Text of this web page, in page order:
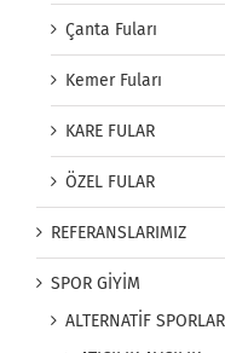
Çanta Fuları
Kemer Fuları
KARE FULAR
ÖZEL FULAR
REFERANSLARIMIZ
SPOR GİYİM
ALTERNATİF SPORLAR